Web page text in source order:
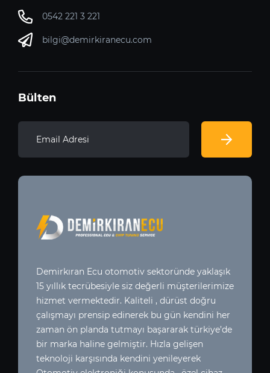
0542 221 3 221
bilgi@demirkiranecu.com
Bülten
Demirkıran Ecu otomotiv sektoründe yaklaşık
15 yıllık tecrübesiyle siz değerli müşterilerimize
hizmet vermektedir. Kaliteli , dürüst doğru
çalışmayı prensip edinerek bu gün kendini her
zaman ön planda tutmayı başararak türkiye’de
bir marka haline gelmiştir. Hızla gelişen
teknoloji karşısında kendini yenileyerek